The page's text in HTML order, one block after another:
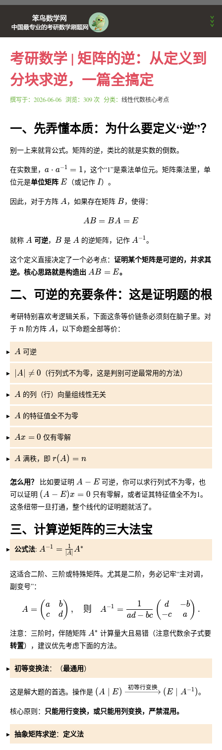
首页
考研动态
刷题APP公告
数学学习方法
笨鸟数学训练营
关于网站
考研数学 | 矩阵的逆：从定义到
分块求逆，一篇全搞定
撰写于： 2026-06-06 浏览：309 次 分类： 线性代数核心考点
一、先弄懂本质：为什么要定义“逆”？
别一上来就背公式。矩阵的逆，类比的就是实数的倒数。
在实数里， a \cdot a^{-1} = 1
a ⋅ a−1 = 1，这个“1”是乘法单位元。矩阵乘法里，单
位元是单位矩阵 E
E （或记作 I
I）。
因此，对于方阵 A
A，如果存在矩阵 B
B，使得：
AB = BA = E
AB = BA = E
就称 A
A 可逆， B
B 是 A
A的逆矩阵，记作 A^{-1}
A−1。
这个定义直接决定了一个必考点： 证明某个矩阵是可逆的，并求其
逆。核心思路就是构造出 AB = E
AB = E。
二、可逆的充要条件：这是证明题的根
考研特别喜欢考逻辑关系，下面这条等价链条必须刻在脑子里。对
于 n
n 阶方阵 A
A，以下命题全部等价：
A
A 可逆
|A| \neq 0
A ≠ 0 （行列式不为零，这是判别可逆最常用的方法）
A
A 的列（行）向量组线性无关
A
A 的特征值全不为零
Ax = 0
Ax = 0 仅有零解
A
A 满秩，即 r(A) = n
r(A) = n
怎么用？ 比如要证明 A - E
A − E 可逆，你可以求行列式不为零，也
可以证明 (A - E)x = 0
(A − E)x = 0 只有零解，或者证其特征值全不为1。
这条纽带一旦打通，整个线代的证明题就活了。
三、计算逆矩阵的三大法宝
公式法: A^{-1} = \frac{1}{|A|} A^*
A−1 = ∣A∣
1 A∗
这适合二阶、三阶或特殊矩阵。尤其是二阶，务必记牢“主对调，
副变号”：
A = \begin{pmatrix} a & b \\ c & d
A = (a
c
b
d ) , 则 A−1 =
ad − bc
1 ( d
−c
−b
a ) .
注意：三阶时，伴随矩阵 A^*
A∗ 计算量大且易错（注意代数余子式要
转置），建议优先考虑下面的方法。
初等变换法：（最通用）
这是解大题的首选。操作是 (A \mid E) \xrightarrow{\text{
(A E) 初等行变换 (E A−1 )。
核心原则： 只能用行变换，或只能用列变换，严禁混用。
抽象矩阵求逆： 定义法